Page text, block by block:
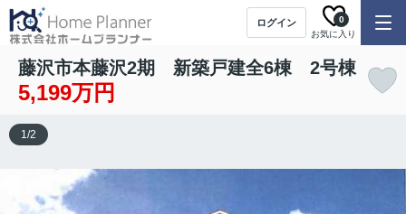
ログイン
お気に入り
0
藤沢市本藤沢2期 新築戸建全6棟 2号棟
5,199万円
1/2